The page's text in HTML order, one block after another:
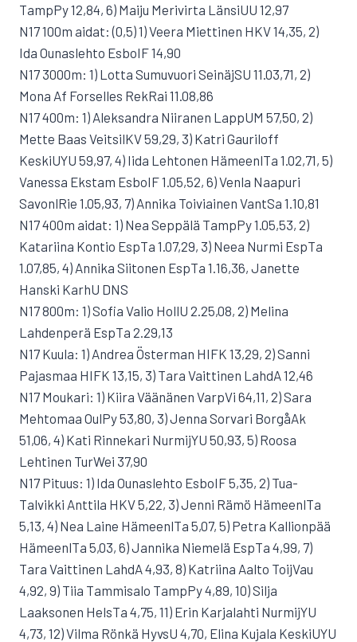
TampPy 12,84, 6) Maiju Merivirta LänsiUU 12,97
N17 100m aidat: (0,5) 1) Veera Miettinen HKV 14,35, 2)
Ida Ounaslehto EsboIF 14,90
N17 3000m: 1) Lotta Sumuvuori SeinäjSU 11.03,71, 2)
Mona Af Forselles RekRai 11.08,86
N17 400m: 1) Aleksandra Niiranen LappUM 57,50, 2)
Mette Baas VeitsilKV 59,29, 3) Katri Gauriloff
KeskiUYU 59,97, 4) Iida Lehtonen HämeenlTa 1.02,71, 5)
Vanessa Ekstam EsboIF 1.05,52, 6) Venla Naapuri
SavonlRie 1.05,93, 7) Annika Toiviainen VantSa 1.10,81
N17 400m aidat: 1) Nea Seppälä TampPy 1.05,53, 2)
Katariina Kontio EspTa 1.07,29, 3) Neea Nurmi EspTa
1.07,85, 4) Annika Siitonen EspTa 1.16,36, Janette
Hanski KarhU DNS
N17 800m: 1) Sofia Valio HollU 2.25,08, 2) Melina
Lahdenperä EspTa 2.29,13
N17 Kuula: 1) Andrea Österman HIFK 13,29, 2) Sanni
Pajasmaa HIFK 13,15, 3) Tara Vaittinen LahdA 12,46
N17 Moukari: 1) Kiira Väänänen VarpVi 64,11, 2) Sara
Mehtomaa OulPy 53,80, 3) Jenna Sorvari BorgåAk
51,06, 4) Kati Rinnekari NurmijYU 50,93, 5) Roosa
Lehtinen TurWei 37,90
N17 Pituus: 1) Ida Ounaslehto EsboIF 5,35, 2) Tua-
Talvikki Anttila HKV 5,22, 3) Jenni Rämö HämeenlTa
5,13, 4) Nea Laine HämeenlTa 5,07, 5) Petra Kallionpää
HämeenlTa 5,03, 6) Jannika Niemelä EspTa 4,99, 7)
Tara Vaittinen LahdA 4,93, 8) Katriina Aalto ToijVau
4,92, 9) Tiia Tammisalo TampPy 4,89, 10) Silja
Laaksonen HelsTa 4,75, 11) Erin Karjalahti NurmijYU
4,73, 12) Vilma Rönkä HyvsU 4,70, Elina Kujala KeskiUYU